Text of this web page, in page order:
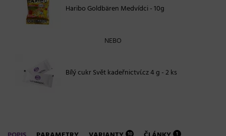
Haribo Goldbären Medvídci - 10g
NEBO
Bílý cukr Svět kadeřnictví.cz 4 g - 2 ks
10 1